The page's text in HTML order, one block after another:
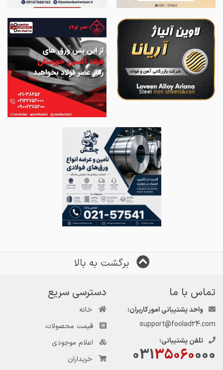
برگشت به بالا
تماس با ما
واحد پشتیبانی امور کاربران:
support@foolad24.com
تلفن پشتیبانی:
03135060000
دسترسی سریع
خانه
قیمت محصولات
اعلام موجودی
خریداران